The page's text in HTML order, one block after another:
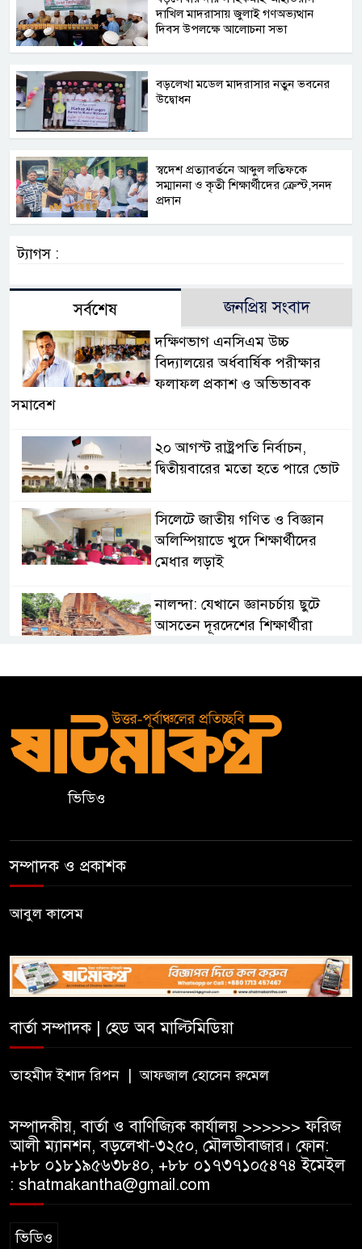
দাখিল মাদরাসায় জুলাই গণঅভ্যত্থান
দিবস উপলক্ষে আলোচনা সভা
বড়লেখা মডেল মাদরাসার নতুন ভবনের
উদ্বোধন
স্বদেশ প্রত্যাবর্তনে আব্দুল লতিফকে
সম্মাননা ও কৃতী শিক্ষার্থীদের ক্রেস্ট,সনদ
প্রদান
ট্যাগস :
সর্বশেষ জনপ্রিয় সংবাদ
দক্ষিণভাগ এনসিএম উচ্চ
বিদ্যালয়ের অর্ধবার্ষিক পরীক্ষার
ফলাফল প্রকাশ ও অভিভাবক
সমাবেশ
২০ আগস্ট রাষ্ট্রপতি নির্বাচন,
দ্বিতীয়বারের মতো হতে পারে ভোট
সিলেটে জাতীয় গণিত ও বিজ্ঞান
অলিম্পিয়াডে খুদে শিক্ষার্থীদের
মেধার লড়াই
নালন্দা: যেখানে জ্ঞানচর্চায় ছুটে
আসতেন দূরদেশের শিক্ষার্থীরা
ঝালকাঠির ভাসমান পেয়ারা হাটে
অষ্টম শ্রেণি পাসে পুলিশে বড় নিয়োগ
রাষ্ট্রপতি প্রার্থী অলি আহমেদ
৫০০ টাকা মজুরিসহ বিভিন্ন দাবিতে
কুলাউড়ায় চা-শ্রমিকদের গণবিক্ষোভ
বড়লেখায় ৫০০ টাকা মজুরির
ভিডিও
সম্পাদক ও প্রকাশক
আবুল কাসেম
বার্তা সম্পাদক | হেড অব মাল্টিমিডিয়া
তাহমীদ ইশাদ রিপন | আফজাল হোসেন রুমেল
সম্পাদকীয়, বার্তা ও বাণিজ্যিক কার্যালয় >>>>>> ফরিজ
আলী ম্যানশন, বড়লেখা-৩২৫০, মৌলভীবাজার। ফোন:
+৮৮ ০১৮১৯৫৬৩৮৪০, +৮৮ ০১৭৩৭১০৫৪৭৪ ইমেইল
: shatmakantha@gmail.com
ভিডিও